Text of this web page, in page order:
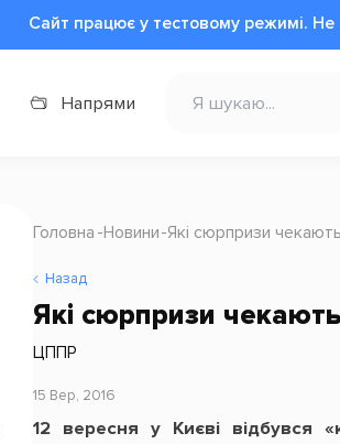
Сайт працює у тестовому режимі. Не
Напрями
Головна Новини Які сюрпризи
Назад
Які сюрпризи
ЦППР
15 Вер, 2016
12 вересня у Києві відбувся